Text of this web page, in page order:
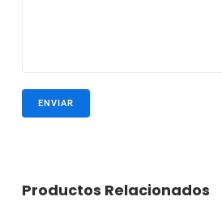
Productos Relacionados